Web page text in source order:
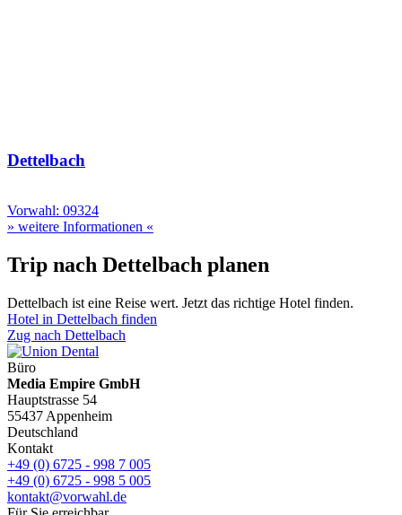
Dettelbach
Vorwahl: 09324
» weitere Informationen «
Trip nach Dettelbach planen
Dettelbach ist eine Reise wert. Jetzt das richtige Hotel finden.
Hotel in Dettelbach finden
Zug nach Dettelbach
Büro
Media Empire GmbH
Hauptstrasse 54
55437 Appenheim
Deutschland
Kontakt
+49 (0) 6725 - 998 7 005
+49 (0) 6725 - 998 5 005
kontakt@vorwahl.de